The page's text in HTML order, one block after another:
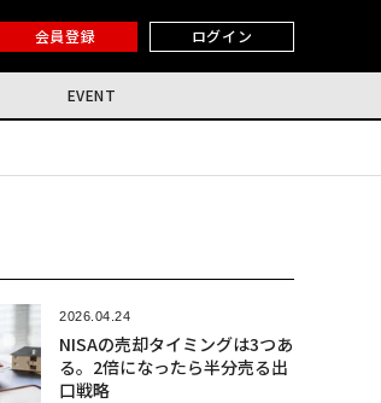
会員登録 ログイン
EVENT
2026.04.24
NISAの売却タイミングは3つあ
る。2倍になったら半分売る出
口戦略